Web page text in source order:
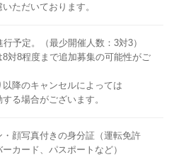
ただいております。
行予定。（最少開催人数：3対3）
対8程度まで追加募集の可能性がご
降のキャンセルによっては
る場合がございます。
・顔写真付きの身分証（運転免許
カード、パスポートなど）